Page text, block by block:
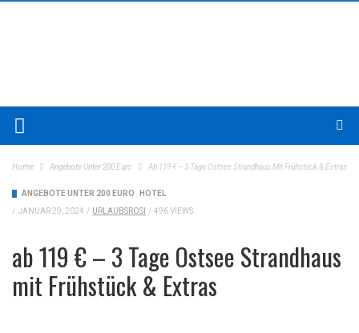
Home Angebote Unter 200 Euro Ab 119 € – 3 Tage Ostsee Strandhaus Mit Frühstück & Extras
ANGEBOTE UNTER 200 EURO
HOTEL
/ JANUAR 29, 2024 / URLAUBSROSI / 496 VIEWS
ab 119 € – 3 Tage Ostsee Strandhaus
mit Frühstück & Extras